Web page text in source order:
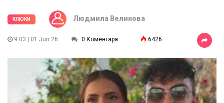
КЛЮКИ Людмила Велинова
9:03 | 01 Jun 26 0 Коментара 6426